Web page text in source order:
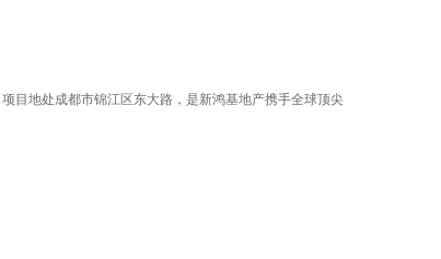
目地处成都市锦江区东大路，是新鸿基地产携手全球顶尖